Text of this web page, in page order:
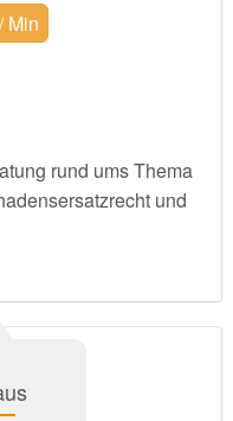
Min
rund ums Thema
und